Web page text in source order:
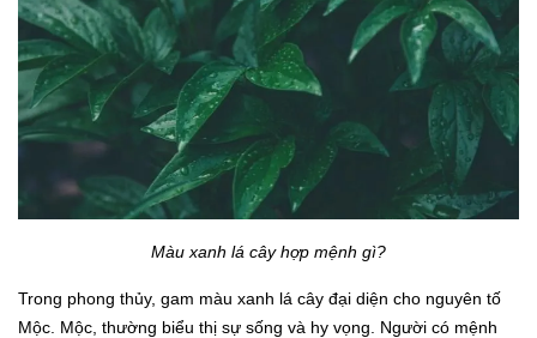
Màu xanh lá cây hợp mệnh gì?
Trong phong thủy, gam màu xanh lá cây đại diện cho nguyên tố
Mộc. Mộc, thường biểu thị sự sống và hy vọng. Người có mệnh